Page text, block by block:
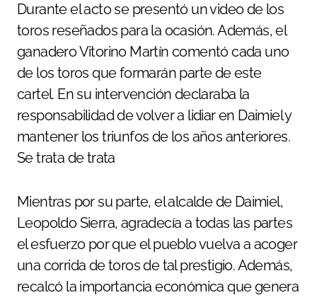
Durante el acto se presentó un video de los
toros reseñados para la ocasión. Además, el
ganadero Vitorino Martín comentó cada uno
de los toros que formarán parte de este
cartel. En su intervención declaraba la
responsabilidad de volver a lidiar en Daimiel y
mantener los triunfos de los años anteriores.
Se trata de trata
Mientras por su parte, el alcalde de Daimiel,
Leopoldo Sierra, agradecía a todas las partes
el esfuerzo por que el pueblo vuelva a acoger
una corrida de toros de tal prestigio. Además,
recalcó la importancia económica que genera